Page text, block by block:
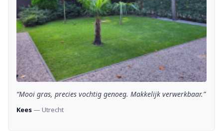
“Mooi gras, precies vochtig genoeg. Makkelijk verwerkbaar.”
Kees — Utrecht